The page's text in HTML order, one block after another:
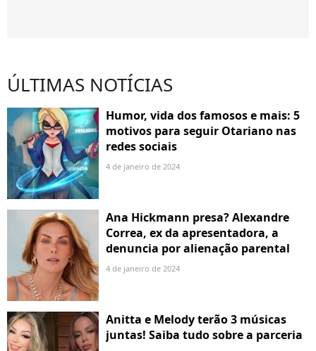
ÚLTIMAS NOTÍCIAS
Humor, vida dos famosos e mais: 5
motivos para seguir Otariano nas
redes sociais
4 de janeiro de 2024
Ana Hickmann presa? Alexandre
Correa, ex da apresentadora, a
denuncia por alienação parental
4 de janeiro de 2024
Anitta e Melody terão 3 músicas
juntas! Saiba tudo sobre a parceria